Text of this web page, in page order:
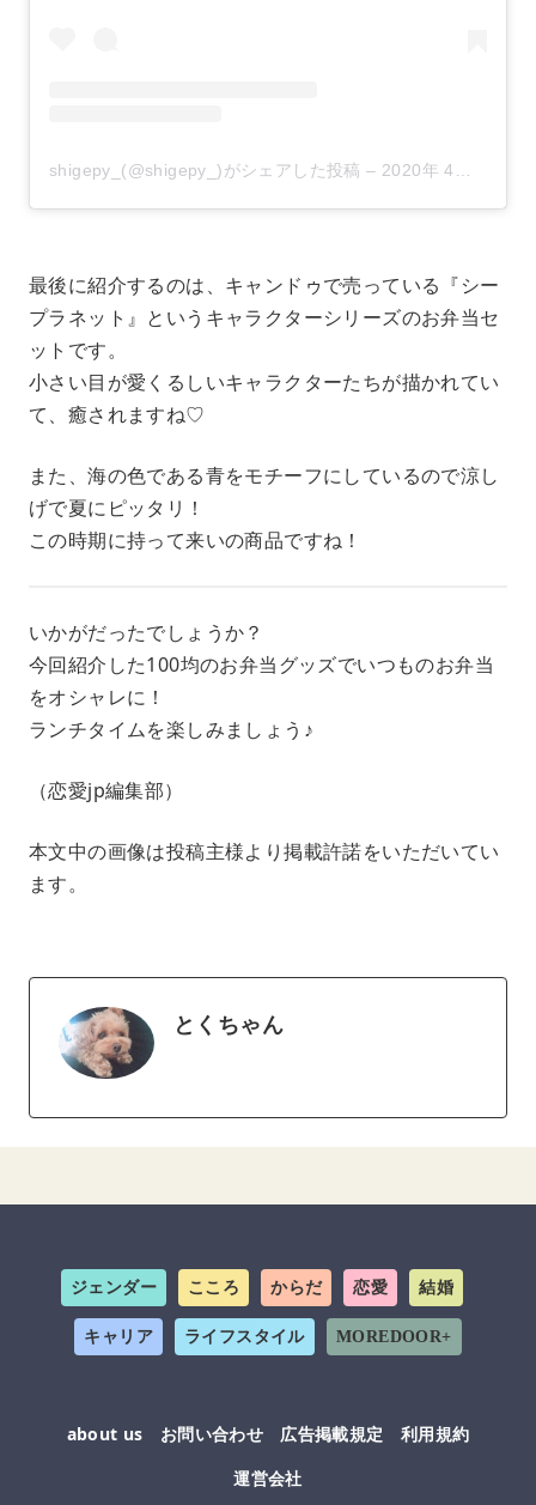
shigepy_(@shigepy_)がシェアした投稿 – 2020年 4月月16日午前6時14分PDT
最後に紹介するのは、キャンドゥで売っている『シー
プラネット』というキャラクターシリーズのお弁当セ
ットです。
小さい目が愛くるしいキャラクターたちが描かれてい
て、癒されますね♡
また、海の色である青をモチーフにしているので涼し
げで夏にピッタリ！
この時期に持って来いの商品ですね！
いかがだったでしょうか？
今回紹介した100均のお弁当グッズでいつものお弁当
をオシャレに！
ランチタイムを楽しみましょう♪
（恋愛jp編集部）
本文中の画像は投稿主様より掲載許諾をいただいてい
ます。
とくちゃん
ジェンダー こころ からだ 恋愛 結婚
キャリア ライフスタイル MOREDOOR+
about us お問い合わせ 広告掲載規定
利用規約
運営会社